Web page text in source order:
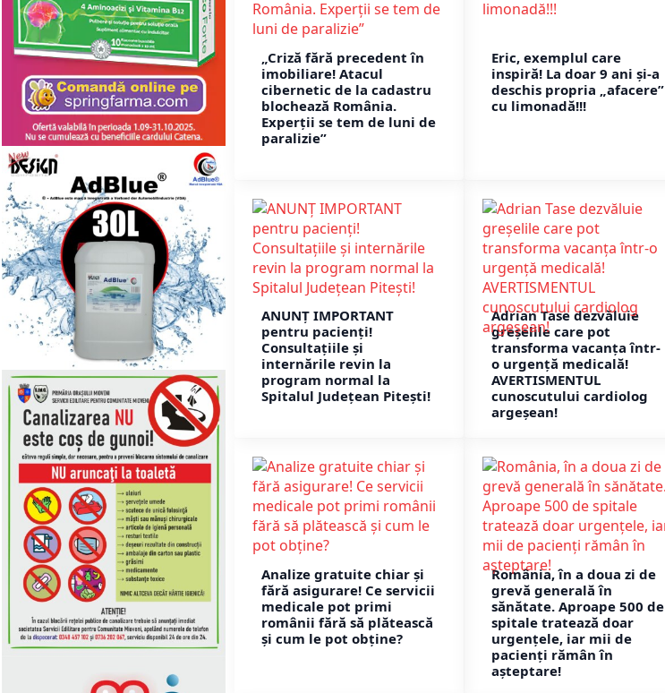
„Criză fără precedent în
imobiliare! Atacul
cibernetic de la cadastru
blochează România.
Experții se tem de luni de
paralizie”
Eric, exemplul care
inspiră! La doar 9 ani și-a
deschis propria „afacere”
cu limonadă!!!
ANUNȚ IMPORTANT
pentru pacienți!
Consultațiile și
internările revin la
program normal la
Spitalul Județean Pitești!
Adrian Tase dezvăluie
greșelile care pot
transforma vacanța într-
o urgență medicală!
AVERTISMENTUL
cunoscutului cardiolog
argeșean!
Analize gratuite chiar și
fără asigurare! Ce servicii
medicale pot primi
românii fără să plătească
și cum le pot obține?
România, în a doua zi de
grevă generală în
sănătate. Aproape 500 de
spitale tratează doar
urgențele, iar mii de
pacienți rămân în
așteptare!